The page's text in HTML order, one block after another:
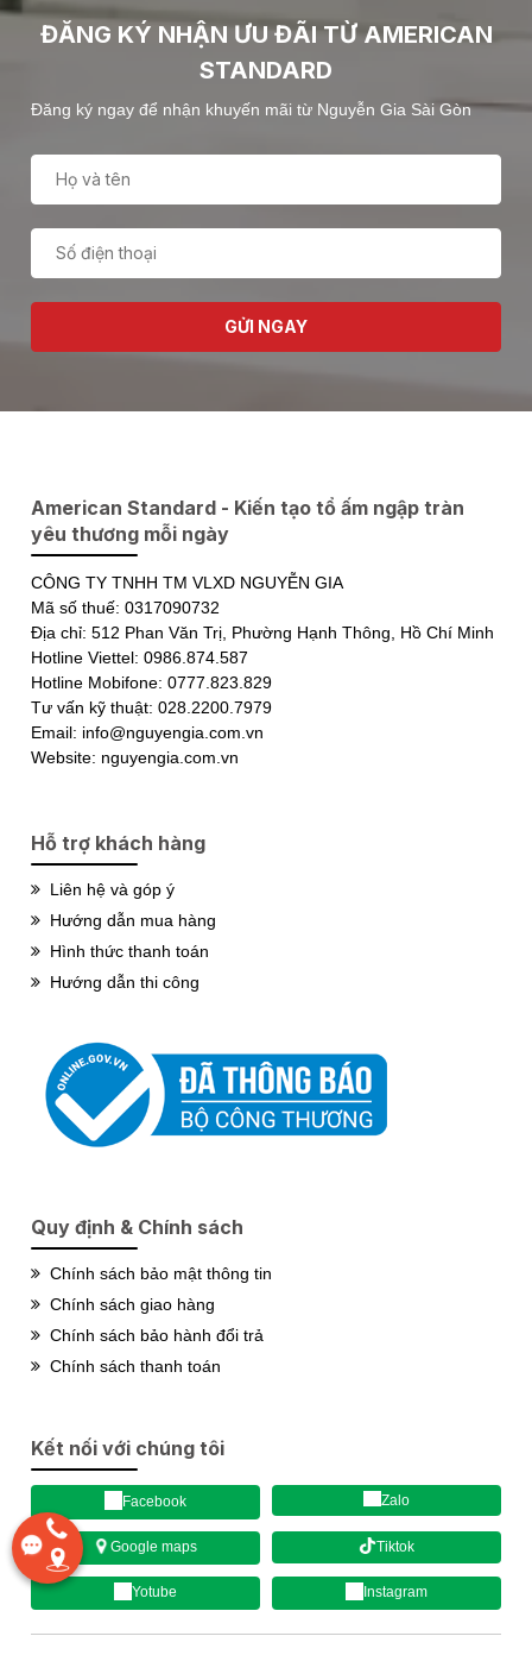
ĐĂNG KÝ NHẬN ƯU ĐÃI TỪ AMERICAN
STANDARD
Đăng ký ngay để nhận khuyến mãi từ Nguyễn Gia Sài Gòn
GỬI NGAY
American Standard - Kiến tạo tổ ấm ngập tràn
yêu thương mỗi ngày
CÔNG TY TNHH TM VLXD NGUYỄN GIA
Mã số thuế: 0317090732
Địa chỉ: 512 Phan Văn Trị, Phường Hạnh Thông, Hồ Chí Minh
Hotline Viettel: 0986.874.587
Hotline Mobifone: 0777.823.829
Tư vấn kỹ thuật: 028.2200.7979
Email: info@nguyengia.com.vn
Website: nguyengia.com.vn
Hỗ trợ khách hàng
Liên hệ và góp ý
Hướng dẫn mua hàng
Hình thức thanh toán
Hướng dẫn thi công
Quy định & Chính sách
Chính sách bảo mật thông tin
Chính sách giao hàng
Chính sách bảo hành đổi trả
Chính sách thanh toán
Kết nối với chúng tôi
Facebook Zalo
Google maps Tiktok
Yotube Instagram